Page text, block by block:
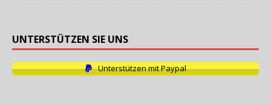
UNTERSTÜTZEN SIE UNS
Unterstützen mit Paypal